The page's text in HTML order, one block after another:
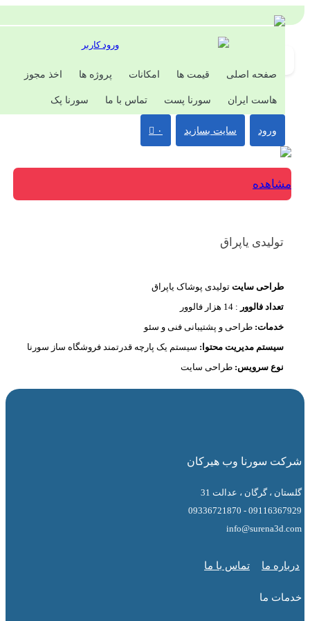
ورود کاربر
صفحه اصلی قیمت ها امکانات پروژه ها اخذ مجوز
هاست ایران سورنا پست تماس با ما سورنا پک
سایت بسازید ۰
یاپراق
سایتتولیدی پوشاک یاپراق
فالوور: 14 هزار فالوور
طراحی و پشتیبانی فنی و سئو
مدیریت محتوا:سیستم یک پارچه قدرتمند فروشگاه ساز سورنا
سرویس:طراحی سایت
سورنا وب هیرکان
، گرگان ، عدالت 31
09116367929 -
ما تماس با ما
ما